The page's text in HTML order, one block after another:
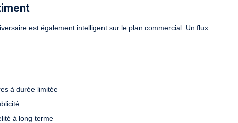
est également intelligent sur le plan commercial. Un flux
à durée limitée
à long terme